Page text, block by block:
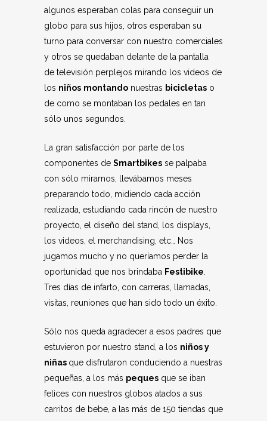
algunos esperaban colas para conseguir un
globo para sus hijos, otros esperaban su
turno para conversar con nuestro comerciales
y otros se quedaban delante de la pantalla
de televisión perplejos mirando los videos de
los niños montando nuestras bicicletas o
de como se montaban los pedales en tan
sólo unos segundos.
La gran satisfacción por parte de los
componentes de Smartbikes se palpaba
con sólo mirarnos, llevábamos meses
preparando todo, midiendo cada acción
realizada, estudiando cada rincón de nuestro
proyecto, el diseño del stand, los displays,
los videos, el merchandising, etc… Nos
jugamos mucho y no queríamos perder la
oportunidad que nos brindaba Festibike
Tres días de infarto, con carreras, llamadas,
visitas, reuniones que han sido todo un éxito.
Sólo nos queda agradecer a esos padres que
estuvieron por nuestro stand, a los niños y
niñas que disfrutaron conduciendo a nuestras
pequeñas, a los más peques que se iban
felices con nuestros globos atados a sus
carritos de bebe, a las más de 150 tiendas que